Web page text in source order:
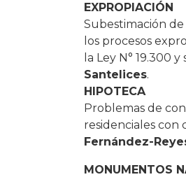
EXPROPIACIÓN
Subestimación
los procesos
la Ley N° 19.300
Santelices.
HIPOTECA
Problemas de
residenciales con
Fernández-
MONUMENTOS